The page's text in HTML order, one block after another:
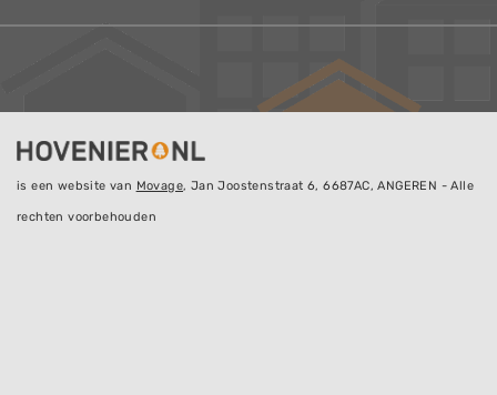
is een website van Movage, Jan Joostenstraat 6, 6687AC, ANGEREN - Alle
rechten voorbehouden